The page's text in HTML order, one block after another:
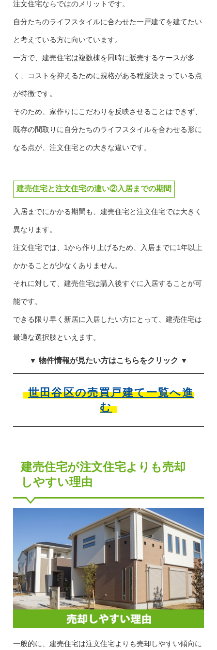
注文住宅ならではのメリットです。
自分たちのライフスタイルに合わせた一戸建てを建てたい
と考えている方に向いています。
一方で、建売住宅は複数棟を同時に販売するケースが多
く、コストを抑えるために規格がある程度決まっている点
が特徴です。
そのため、家作りにこだわりを反映させることはできず、
既存の間取りに自分たちのライフスタイルを合わせる形に
なる点が、注文住宅との大きな違いです。
建売住宅と注文住宅の違い②入居までの期間
入居までにかかる期間も、建売住宅と注文住宅では大きく
異なります。
注文住宅では、1から作り上げるため、入居までに1年以上
かかることが少なくありません。
それに対して、建売住宅は購入後すぐに入居することが可
能です。
できる限り早く新居に入居したい方にとって、建売住宅は
最適な選択肢といえます。
▼ 物件情報が見たい方はこちらをクリック ▼
世田谷区の売買戸建て一覧へ進
む
建売住宅が注文住宅よりも売却
しやすい理由
一般的に、建売住宅は注文住宅よりも売却しやすい傾向に